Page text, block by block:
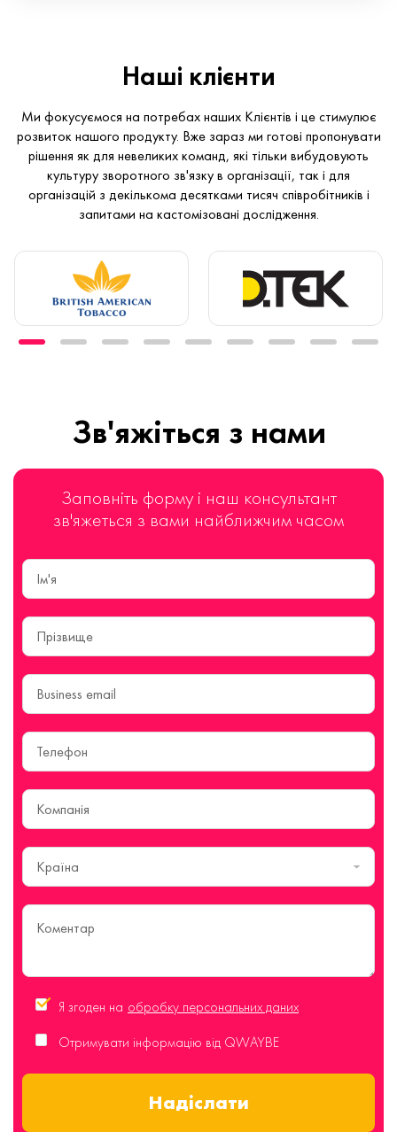
Наші клієнти
Ми фокусуємося на потребах наших Клієнтів і це стимулює
розвиток нашого продукту. Вже зараз ми готові пропонувати
рішення як для невеликих команд, які тільки вибудовують
культуру зворотного зв'язку в організації, так і для
організацій з декількома десятками тисяч співробітників і
запитами на кастомізовані дослідження.
Зв'яжіться з нами
Заповніть форму і наш консультант
зв'яжеться з вами найближчим часом
Країна
Я згоден на обробку персональних даних
Отримувати інформацію від QWAYBE
Надіслати